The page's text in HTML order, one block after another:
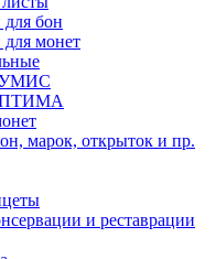
для бон
для монет
марок, открыток и пр.
и реставрации